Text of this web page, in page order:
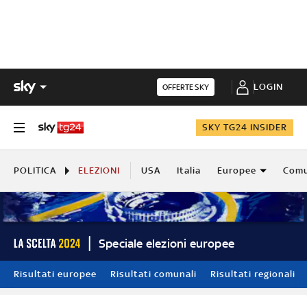
OFFERTE SKY LOGIN
SKY TG24 INSIDER
POLITICA ELEZIONI USA Italia Europee
Speciale elezioni europee
Risultati europee Risultati comunali Risultati regionali